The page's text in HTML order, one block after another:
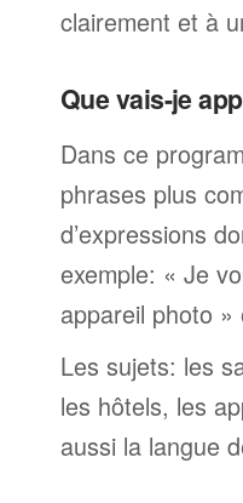
clairement et à
Que vais-je
Dans ce
phrases plus
d’expressions
exemple: « Je
appareil photo
Les sujets: les
les hôtels, les
aussi la langue